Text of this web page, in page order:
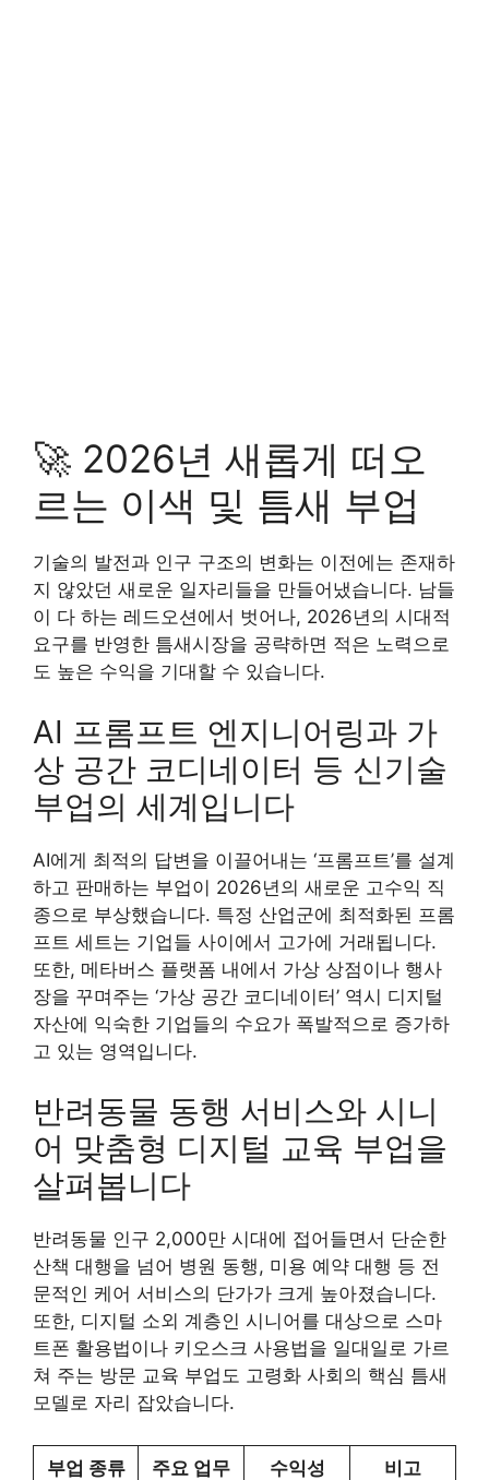
🚀 2026년 새롭게 떠오
르는 이색 및 틈새 부업
기술의 발전과 인구 구조의 변화는 이전에는 존재하
지 않았던 새로운 일자리들을 만들어냈습니다. 남들
이 다 하는 레드오션에서 벗어나, 2026년의 시대적
요구를 반영한 틈새시장을 공략하면 적은 노력으로
도 높은 수익을 기대할 수 있습니다.
AI 프롬프트 엔지니어링과 가
상 공간 코디네이터 등 신기술
부업의 세계입니다
AI에게 최적의 답변을 이끌어내는 ‘프롬프트’를 설계
하고 판매하는 부업이 2026년의 새로운 고수익 직
종으로 부상했습니다. 특정 산업군에 최적화된 프롬
프트 세트는 기업들 사이에서 고가에 거래됩니다.
또한, 메타버스 플랫폼 내에서 가상 상점이나 행사
장을 꾸며주는 ‘가상 공간 코디네이터’ 역시 디지털
자산에 익숙한 기업들의 수요가 폭발적으로 증가하
고 있는 영역입니다.
반려동물 동행 서비스와 시니
어 맞춤형 디지털 교육 부업을
살펴봅니다
반려동물 인구 2,000만 시대에 접어들면서 단순한
산책 대행을 넘어 병원 동행, 미용 예약 대행 등 전
문적인 케어 서비스의 단가가 크게 높아졌습니다.
또한, 디지털 소외 계층인 시니어를 대상으로 스마
트폰 활용법이나 키오스크 사용법을 일대일로 가르
쳐 주는 방문 교육 부업도 고령화 사회의 핵심 틈새
모델로 자리 잡았습니다.
부업 종류 주요 업무 수익성 비고